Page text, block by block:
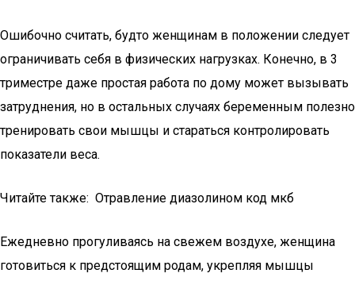
Ошибочно считать, будто женщинам в положении следует
ограничивать себя в физических нагрузках. Конечно, в 3
триместре даже простая работа по дому может вызывать
затруднения, но в остальных случаях беременным полезно
тренировать свои мышцы и стараться контролировать
показатели веса.
Читайте также: Отравление диазолином код мкб
Ежедневно прогуливаясь на свежем воздухе, женщина
готовиться к предстоящим родам, укрепляя мышцы